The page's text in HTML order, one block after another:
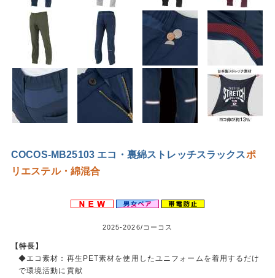
COCOS-MB25103 エコ・裏綿ストレッチスラックスポ
リエステル・綿混合
2025-2026/コーコス
【特長】
◆エコ素材：再生PET素材を使用したユニフォームを着用するだけ
で環境活動に貢献